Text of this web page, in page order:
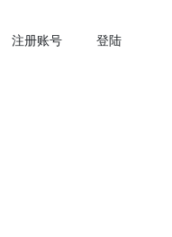
注册账号 登陆